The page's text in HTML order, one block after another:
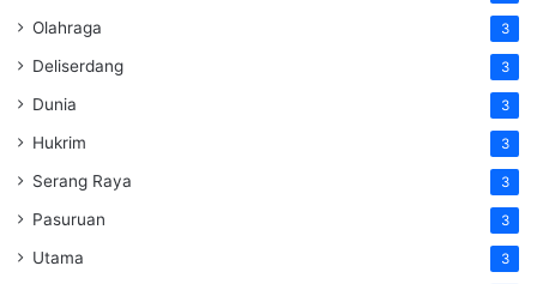
Olahraga 3
Deliserdang 3
Dunia 3
Hukrim 3
Serang Raya 3
Pasuruan 3
Utama 3